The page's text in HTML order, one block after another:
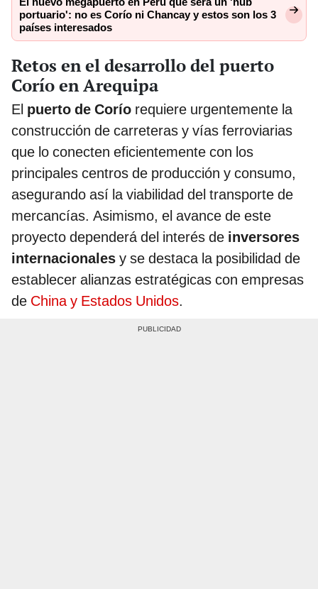
portuario': no es Corío ni Chancay y estos son los 3
países interesados
Retos en el desarrollo del puerto
Corío en Arequipa
El puerto de Corío requiere urgentemente la
construcción de carreteras y vías ferroviarias
que lo conecten eficientemente con los
principales centros de producción y consumo,
asegurando así la viabilidad del transporte de
mercancías. Asimismo, el avance de este
proyecto dependerá del interés de inversores
internacionales y se destaca la posibilidad de
establecer alianzas estratégicas con empresas
de China y Estados Unidos.